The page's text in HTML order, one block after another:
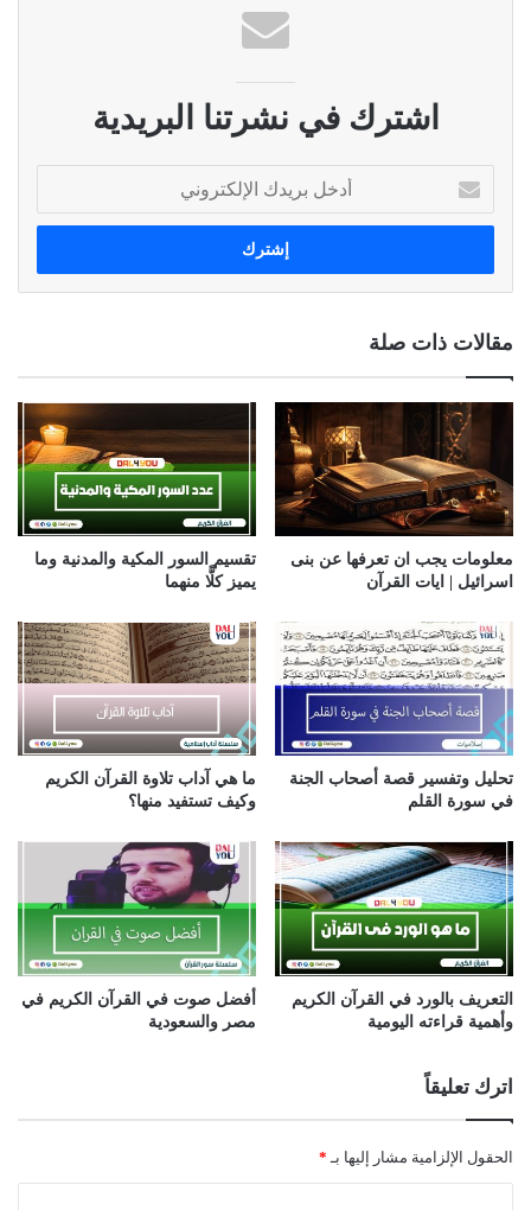
اشترك في نشرتنا البريدية
خ
ب
د
ك
ا
ل
ك
ت
ر
ي
مقالات ذات صلة
معلومات يجب ان تعرفها عن بنى
اسرائيل | ايات القرآن
تقسيم السور المكية والمدنية وما
يميز كلًّا منهما
تحليل وتفسير قصة أصحاب الجنة
في سورة القلم
ما هي آداب تلاوة القرآن الكريم
وكيف تستفيد منها؟
التعريف بالورد في القرآن الكريم
وأهمية قراءته اليومية
أفضل صوت في القرآن الكريم في
مصر والسعودية
اترك تعليقاً
الحقول الإلزامية مشار إليها بـ *